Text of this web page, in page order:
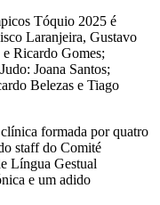
Tóquio 2025 é
Laranjeira, Gustavo
Ricardo Gomes;
Joana Santos;
Belezas e Tiago
formada por quatro
staff do Comité
Língua Gestual
e um adido